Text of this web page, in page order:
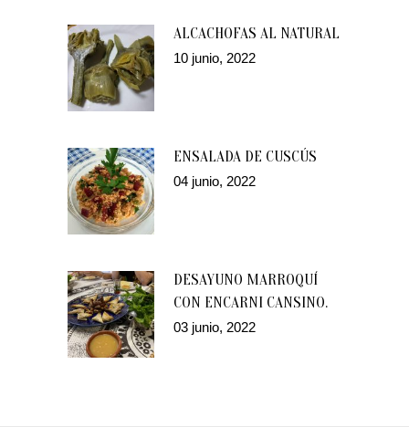
ALCACHOFAS AL NATURAL
10 junio, 2022
ENSALADA DE CUSCÚS
04 junio, 2022
DESAYUNO MARROQUÍ
CON ENCARNI CANSINO.
03 junio, 2022